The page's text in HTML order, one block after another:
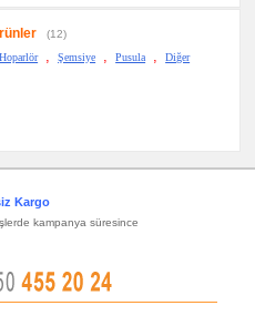
(12)
Şemsiye Pusula Diğer
Kargo
kampanya süresince